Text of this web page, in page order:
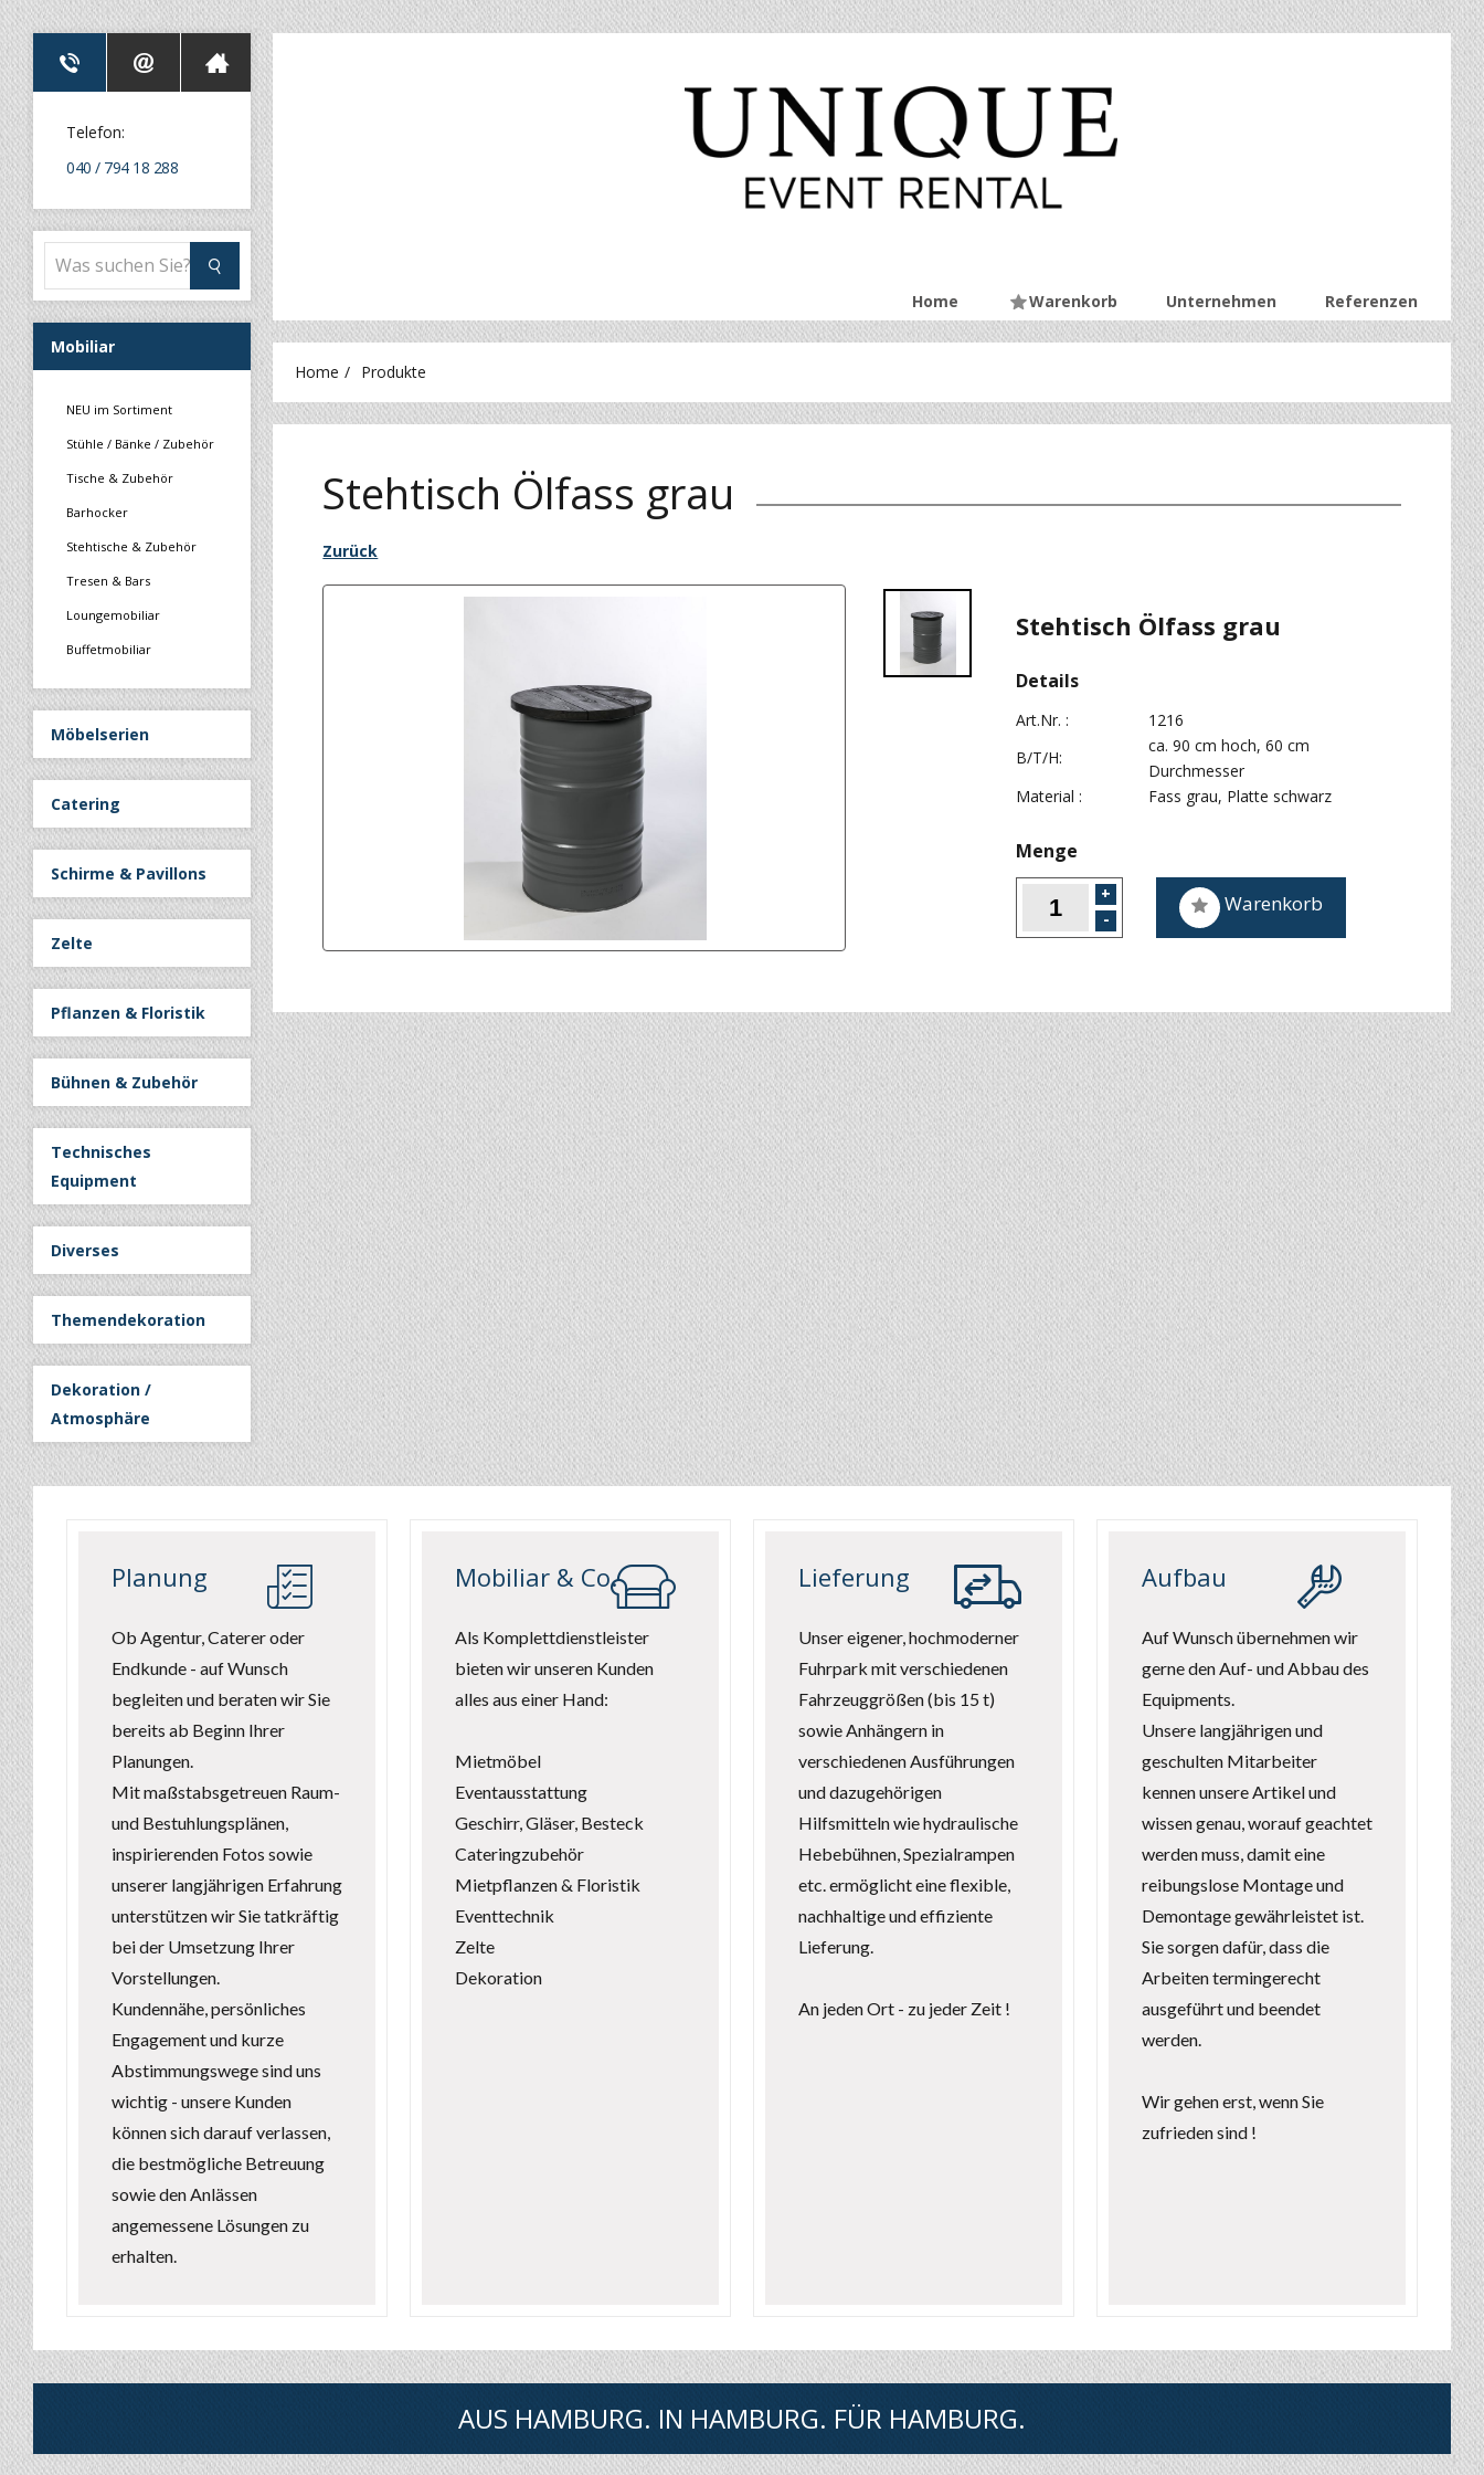
Telefon:
040 / 794 18 288
Mobiliar
NEU im Sortiment
Stühle / Bänke / Zubehör
Tische & Zubehör
Barhocker
Stehtische & Zubehör
Tresen & Bars
Loungemobiliar
Buffetmobiliar
Möbelserien
Catering
Schirme & Pavillons
Zelte
Pflanzen & Floristik
Bühnen & Zubehör
Technisches
Equipment
Diverses
Themendekoration
Dekoration /
Atmosphäre
Home Warenkorb Unternehmen Referenzen
Home Produkte
Stehtisch Ölfass grau
Zurück
Stehtisch Ölfass grau
Details
Art.Nr. :
1216
B/T/H:
ca. 90 cm hoch, 60 cm
Durchmesser
Material :
Fass grau, Platte schwarz
Menge
Warenkorb
Planung
Ob Agentur, Caterer oder
Endkunde - auf Wunsch
begleiten und beraten wir Sie
bereits ab Beginn Ihrer
Planungen.
Mit maßstabsgetreuen Raum-
und Bestuhlungsplänen,
inspirierenden Fotos sowie
unserer langjährigen Erfahrung
unterstützen wir Sie tatkräftig
bei der Umsetzung Ihrer
Vorstellungen.
Kundennähe, persönliches
Engagement und kurze
Abstimmungswege sind uns
wichtig - unsere Kunden
können sich darauf verlassen,
die bestmögliche Betreuung
sowie den Anlässen
angemessene Lösungen zu
erhalten.
Mobiliar & Co.
Als Komplettdienstleister
bieten wir unseren Kunden
alles aus einer Hand:
Mietmöbel
Eventausstattung
Geschirr, Gläser, Besteck
Cateringzubehör
Mietpflanzen & Floristik
Eventtechnik
Zelte
Dekoration
Lieferung
Unser eigener, hochmoderner
Fuhrpark mit verschiedenen
Fahrzeuggrößen (bis 15 t)
sowie Anhängern in
verschiedenen Ausführungen
und dazugehörigen
Hilfsmitteln wie hydraulische
Hebebühnen, Spezialrampen
etc. ermöglicht eine flexible,
nachhaltige und effiziente
Lieferung.
An jeden Ort - zu jeder Zeit !
Aufbau
Auf Wunsch übernehmen wir
gerne den Auf- und Abbau des
Equipments.
Unsere langjährigen und
geschulten Mitarbeiter
kennen unsere Artikel und
wissen genau, worauf geachtet
werden muss, damit eine
reibungslose Montage und
Demontage gewährleistet ist.
Sie sorgen dafür, dass die
Arbeiten termingerecht
ausgeführt und beendet
werden.
Wir gehen erst, wenn Sie
zufrieden sind !
AUS HAMBURG. IN HAMBURG. FÜR HAMBURG.